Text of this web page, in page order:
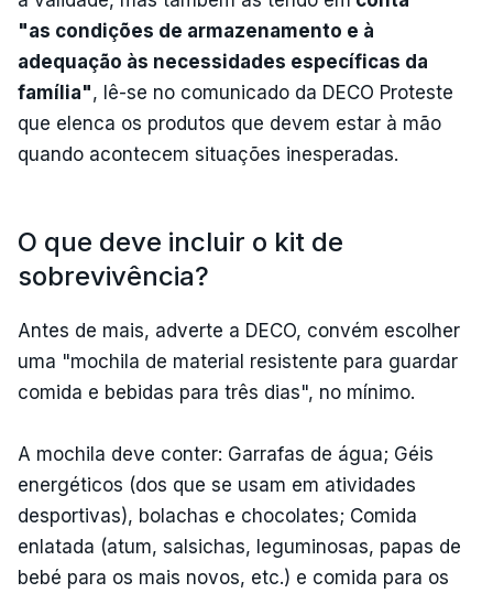
"as condições de armazenamento e à
adequação às necessidades específicas da
família", lê-se no comunicado da DECO Proteste
que elenca os produtos que devem estar à mão
quando acontecem situações inesperadas.
O que deve incluir o kit de
sobrevivência?
Antes de mais, adverte a DECO, convém escolher
uma "mochila de material resistente para guardar
comida e bebidas para três dias", no mínimo.
A mochila deve conter: Garrafas de água; Géis
energéticos (dos que se usam em atividades
desportivas), bolachas e chocolates; Comida
enlatada (atum, salsichas, leguminosas, papas de
bebé para os mais novos, etc.) e comida para os